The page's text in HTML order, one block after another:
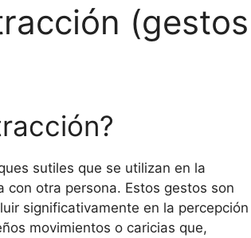
(gestos
sutiles que se utilizan en la
con otra persona. Estos gestos son
significativamente en la percepción
movimientos o caricias que,